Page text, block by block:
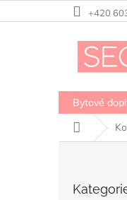
na
+420
Bytové
Domů
kategorie